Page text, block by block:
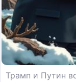
Трамп и Путин